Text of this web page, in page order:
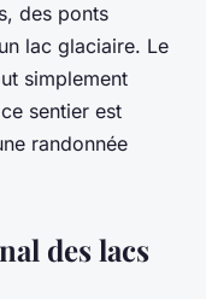
des ponts
lac glaciaire. Le
simplement
sentier est
randonnée
des lacs